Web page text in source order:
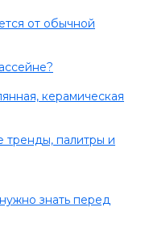
от обычной
керамическая
тренды, палитры и
знать перед